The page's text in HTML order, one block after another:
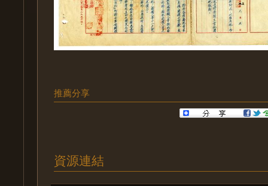
推薦分享
資源連結